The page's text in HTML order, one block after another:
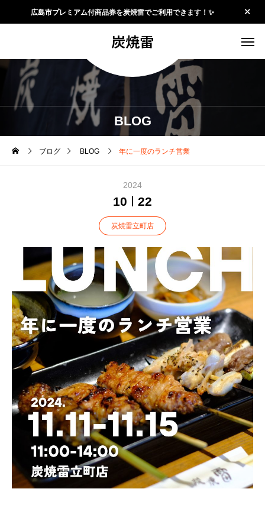
広島市プレミアム付商品券を炭焼雷でご利用できます！✨
炭焼雷
BLOG
ブログ BLOG 年に一度のランチ営業
2024
10 22
炭焼雷立町店